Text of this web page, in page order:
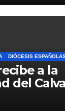
DIÓCESIS
a la
del